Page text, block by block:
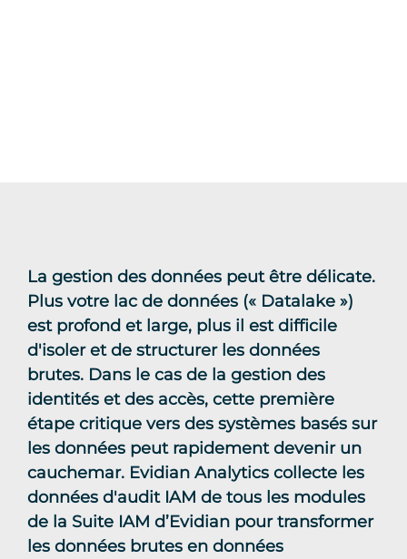
La gestion des données peut être délicate.
Plus votre lac de données (« Datalake »)
est profond et large, plus il est difficile
d'isoler et de structurer les données
brutes. Dans le cas de la gestion des
identités et des accès, cette première
étape critique vers des systèmes basés sur
les données peut rapidement devenir un
cauchemar. Evidian Analytics collecte les
données d'audit IAM de tous les modules
de la Suite IAM d’Evidian pour transformer
les données brutes en données